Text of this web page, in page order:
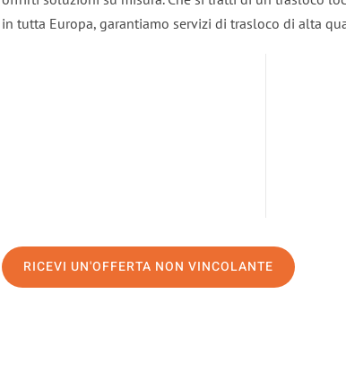
in tutta Europa, garantiamo servizi di trasloco di alta
RICEVI UN'OFFERTA NON VINCOLANTE